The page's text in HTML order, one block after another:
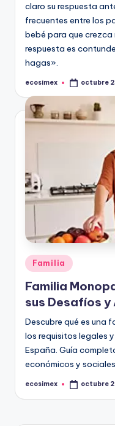
claro su respuesta
frecuentes entre los
bebé para que crezca
respuesta es
hagas».
Publicado
ecosimex octubre
Publicado
en
Familia
Familia
sus Desafíos y
Descubre qué es una
los requisitos legales
España. Guía
económicos y
Publicado
ecosimex octubre